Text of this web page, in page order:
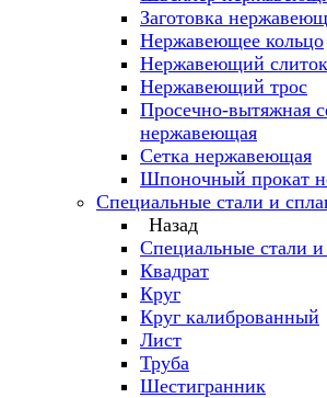
Заготовка
Нержавеющее кольцо
Нержавеющий слиток
Нержавеющий трос
Просечно-вытяжная
нержавеющая
Сетка нержавеющая
Шпоночный прокат
Специальные стали и
Назад
Специальные стали
Квадрат
Круг
Круг калиброванный
Лист
Труба
Шестигранник